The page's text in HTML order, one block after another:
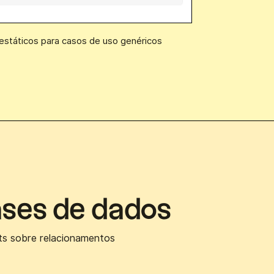
para casos de uso genéricos
de dados
sobre relacionamentos